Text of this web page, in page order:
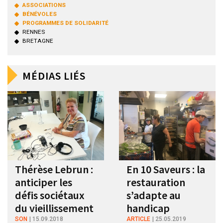
ASSOCIATIONS
BÉNÉVOLES
PROGRAMMES DE SOLIDARITÉ
RENNES
BRETAGNE
MÉDIAS LIÉS
Thérèse Lebrun :
anticiper les
défis sociétaux
du vieillissement
SON 15.09.2018
En 10 Saveurs : la
restauration
s’adapte au
handicap
ARTICLE 25.05.2019